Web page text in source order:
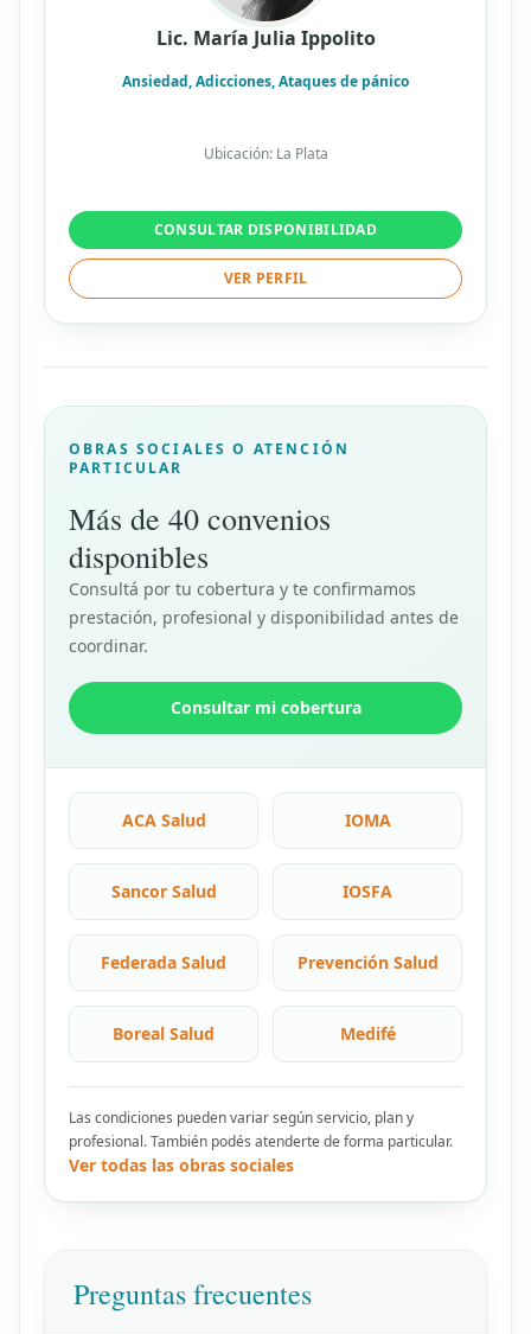
Lic. María Julia Ippolito
Ansiedad, Adicciones, Ataques de pánico
Ubicación: La Plata
CONSULTAR DISPONIBILIDAD
VER PERFIL
OBRAS SOCIALES O ATENCIÓN
PARTICULAR
Más de 40 convenios
disponibles
Consultá por tu cobertura y te confirmamos
prestación, profesional y disponibilidad antes de
coordinar.
Consultar mi cobertura
ACA Salud IOMA
Sancor Salud IOSFA
Federada Salud Prevención Salud
Boreal Salud Medifé
Las condiciones pueden variar según servicio, plan y
profesional. También podés atenderte de forma particular.
Ver todas las obras sociales
Preguntas frecuentes